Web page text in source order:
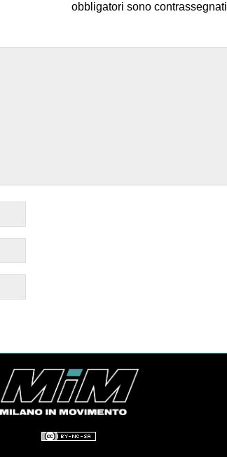
obbligatori sono contrassegnati